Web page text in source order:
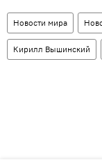
Новости мира
Кирилл Вышинский